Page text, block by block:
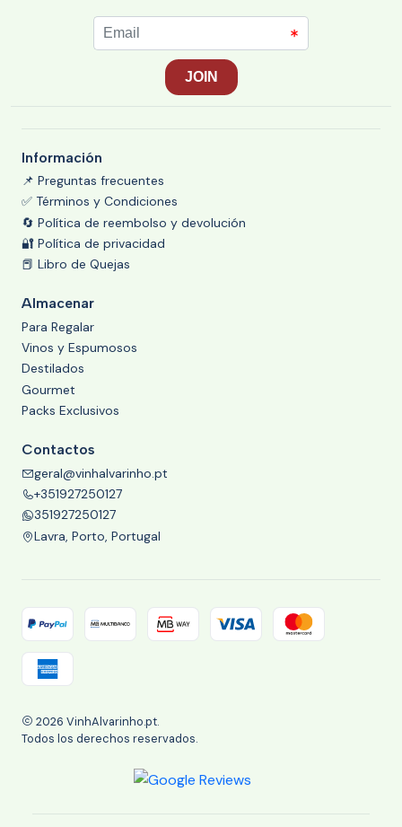
Información
📌 Preguntas frecuentes
✅ Términos y Condiciones
🔄 Política de reembolso y devolución
🔐 Política de privacidad
📕 Libro de Quejas
Almacenar
Para Regalar
Vinos y Espumosos
Destilados
Gourmet
Packs Exclusivos
Contactos
geral@vinhalvarinho.pt
+351927250127
351927250127
Lavra, Porto, Portugal
2026 VinhAlvarinho.pt.
Todos los derechos reservados.